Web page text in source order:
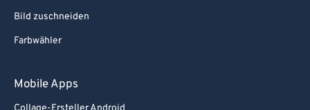
Bild zuschneiden
Farbwähler
Mobile Apps